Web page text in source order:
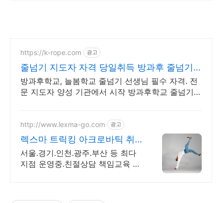
https://k-rope.com 광고
줄넘기 지도자 자격 당일취득 방과후 줄넘기
지도자 양성
방과후학교, 늘봄학교 줄넘기 선생님 필수 자격. 전
문 지도자 양성 기관에서 시작 방과후학교 줄넘기
http://www.lexma-go.com 광고
렉스마 트릭킹 아크로바틱 취
미반 전문반 선수반 운영중
서울.경기.인천.광주.부산 등 최다
지점 운영중.친절상담 책임교육 취